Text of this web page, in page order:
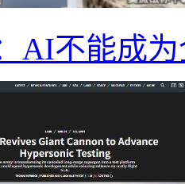
AI不能成